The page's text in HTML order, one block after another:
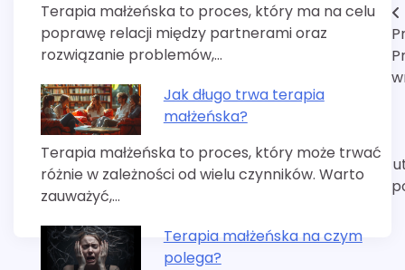
Terapia małżeńska to proces, który ma na celu
poprawę relacji między partnerami oraz
rozwiązanie problemów,…
Jak długo trwa terapia
małżeńska?
Terapia małżeńska to proces, który może trwać
różnie w zależności od wielu czynników. Warto
zauważyć,…
Terapia małżeńska na czym
polega?
Nawigacja
wpisu